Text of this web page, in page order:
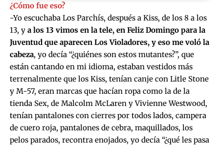
¿Cómo fue eso?
-Yo escuchaba Los Parchís, después a Kiss, de los 8 a los
13, y a los 13 vimos en la tele, en Feliz Domingo para la
Juventud que aparecen Los Violadores, y eso me voló la
cabeza, yo decía “¿quiénes son estos mutantes?”, que
están cantando en mi idioma, estaban vestidos más
terrenalmente que los Kiss, tenían canje con Litle Stone
y M-57, eran marcas que hacían ropa como la de la
tienda Sex, de Malcolm McLaren y Vivienne Westwood,
tenían pantalones con cierres por todos lados, campera
de cuero roja, pantalones de cebra, maquillados, los
pelos parados, recontra enojados, yo decía “¿qué les pasa